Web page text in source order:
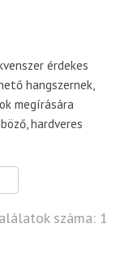
érdekes
hangszernek,
megírására
hardveres
száma: 1